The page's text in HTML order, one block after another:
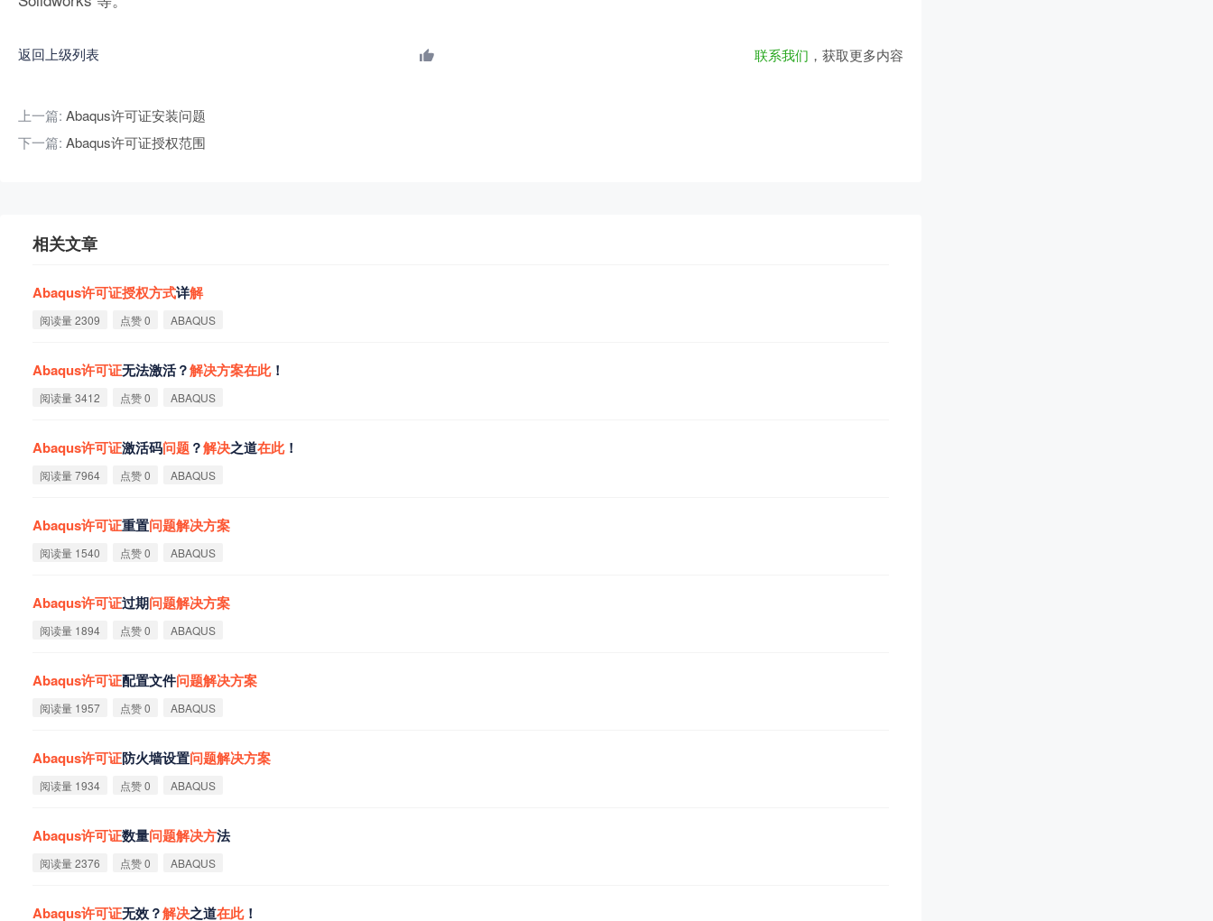
返回上级列表 联系我们 ，获取更多内容
上一篇: Abaqus许可证安装问题
下一篇: Abaqus许可证授权范围
相关文章
Abaqus许可证授权方式详解
阅读量 2309 点赞 0 ABAQUS
Abaqus许可证无法激活？解决方案在此！
阅读量 3412 点赞 0 ABAQUS
Abaqus许可证激活码问题？解决之道在此！
阅读量 7964 点赞 0 ABAQUS
Abaqus许可证重置问题解决方案
阅读量 1540 点赞 0 ABAQUS
Abaqus许可证过期问题解决方案
阅读量 1894 点赞 0 ABAQUS
Abaqus许可证配置文件问题解决方案
阅读量 1957 点赞 0 ABAQUS
Abaqus许可证防火墙设置问题解决方案
阅读量 1934 点赞 0 ABAQUS
Abaqus许可证数量问题解决方法
阅读量 2376 点赞 0 ABAQUS
Abaqus许可证无效？解决之道在此！